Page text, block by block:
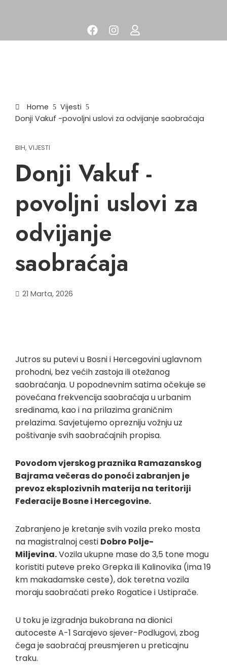
Home
Vijesti
Donji Vakuf -povoljni uslovi za odvijanje saobraćaja
BIH, VIJESTI
Donji Vakuf -
povoljni uslovi za
odvijanje
saobraćaja
21 Marta, 2026
Jutros su putevi u Bosni i Hercegovini uglavnom
prohodni, bez većih zastoja ili otežanog
saobraćanja. U popodnevnim satima očekuje se
povećana frekvencija saobraćaja u urbanim
sredinama, kao i na prilazima graničnim
prelazima. Savjetujemo oprezniju vožnju uz
poštivanje svih saobraćajnih propisa.
Povodom vjerskog praznika Ramazanskog
Bajrama večeras do ponoći zabranjen je
prevoz eksplozivnih materija na teritoriji
Federacije Bosne i Hercegovine.
Zabranjeno je kretanje svih vozila preko mosta
na magistralnoj cesti Dobro Polje-
Miljevina.Vozila ukupne mase do 3,5 tone mogu
koristiti puteve preko Grepka ili Kalinovika (ima 19
km makadamske ceste), dok teretna vozila
moraju saobraćati preko Rogatice i Ustiprače.
U toku je izgradnja bukobrana na dionici
autoceste A-1 Sarajevo sjever-Podlugovi, zbog
čega je saobraćaj preusmjeren u preticajnu
traku.